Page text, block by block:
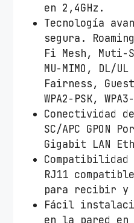
en 2,4GHz.
Tecnología
segura.
Fi Mesh, Muti-
MU-MIMO, DL/
Fairness,
WPA2-PSK,
Conectividad
SC/APC GPON
Gigabit LAN
Compatibilidad
RJ11
para recibir y
Fácil
en la pared en